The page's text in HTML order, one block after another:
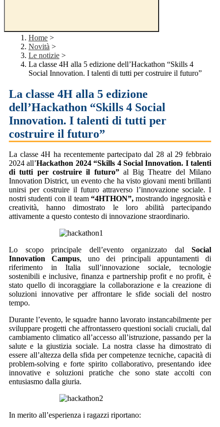
Home >
Novità >
Le notizie >
La classe 4H alla 5 edizione dell’Hackathon “Skills 4
Social Innovation. I talenti di tutti per costruire il futuro”
La classe 4H alla 5 edizione
dell’Hackathon “Skills 4 Social
Innovation. I talenti di tutti per
costruire il futuro”
La classe 4H ha recentemente partecipato dal 28 al 29 febbraio
2024 all’Hackathon 2024 “Skills 4 Social Innovation. I talenti
di tutti per costruire il futuro” al Big Theatre del Milano
Innovation District, un evento che ha visto giovani menti brillanti
unirsi per costruire il futuro attraverso l’innovazione sociale. I
nostri studenti con il team “4HTHON”,mostrando ingegnosità e
creatività, hanno dimostrato le loro abilità partecipando
attivamente a questo contesto di innovazione straordinario.
Lo scopo principale dell’evento organizzato dal Social
Innovation Campus, uno dei principali appuntamenti di
riferimento in Italia sull’innovazione sociale, tecnologie
sostenibili e inclusive, finanza e partnership profit e no profit, è
stato quello di incoraggiare la collaborazione e la creazione di
soluzioni innovative per affrontare le sfide sociali del nostro
tempo.
Durante l’evento, le squadre hanno lavorato instancabilmente per
sviluppare progetti che affrontassero questioni sociali cruciali, dal
cambiamento climatico all’accesso all’istruzione, passando per la
salute e la giustizia sociale. La nostra classe ha dimostrato di
essere all’altezza della sfida per competenze tecniche, capacità di
problem-solving e forte spirito collaborativo, presentando idee
innovative e soluzioni pratiche che sono state accolti con
entusiasmo dalla giuria.
In merito all’esperienza i ragazzi riportano: